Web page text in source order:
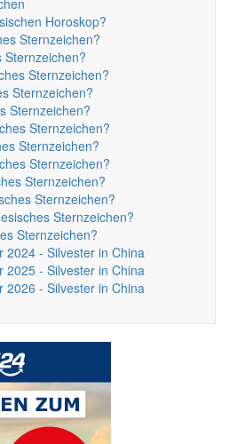
Horoskop?
Sternzeichen?
Sternzeichen?
Sternzeichen?
Sternzeichen?
Sternzeichen?
Sternzeichen?
Sternzeichen?
Sternzeichen?
Sternzeichen?
Sternzeichen?
Sternzeichen?
Sternzeichen?
2024 - Silvester in China
2025 - Silvester in China
2026 - Silvester in China